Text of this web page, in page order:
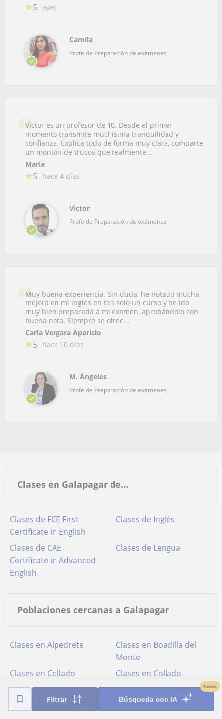
Filtrar Búsqueda con IA
Nuevo
5 ayer
Camila
Profe de Preparación de exámenes
Víctor es un profesor de 10. Desde el primer
momento transmite muchísima tranquilidad y
confianza. Explica todo de forma muy clara, comparte
un montón de trucos que realmente...
Maria
5 hace 4 días
Victor
Profe de Preparación de exámenes
Muy buena experiencia. Sin duda, he notado mucha
mejora en mi inglés en tan solo un curso y he ido
muy bien preparada a mi examen, aprobándolo con
buena nota. Siempre se ofrec...
Carla Vergara Aparicio
5 hace 10 días
M. Ángeles
Profe de Preparación de exámenes
Clases en Galapagar de…
Clases de FCE First
Certificate in English
Clases de Inglés
Clases de CAE
Certificate in Advanced
English
Clases de Lengua
Poblaciones cercanas a Galapagar
Clases en Alpedrete
Clases en Boadilla del
Monte
Clases en Collado
Mediano
Clases en Collado
Villalba
Clases en Colmenarejo
Clases en Hoyo de
Manzanares